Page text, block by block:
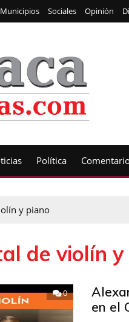
Municipios Sociales Opinión
Política
y piano
de violín y
0
en el